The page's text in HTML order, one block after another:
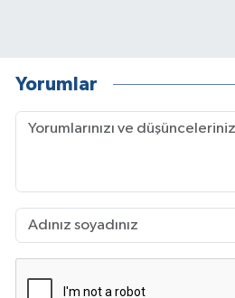
Yorumlar